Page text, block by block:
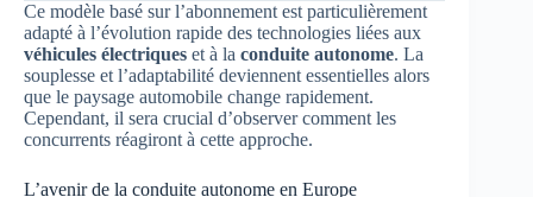
Ce modèle basé sur l’abonnement est particulièrement
adapté à l’évolution rapide des technologies liées aux
véhicules électriques et à la conduite autonome. La
souplesse et l’adaptabilité deviennent essentielles alors
que le paysage automobile change rapidement.
Cependant, il sera crucial d’observer comment les
concurrents réagiront à cette approche.
L’avenir de la conduite autonome en Europe